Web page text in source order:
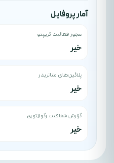
آمار پروفایل
مجوز فعالیت کریپتو
خیر
پلاگین‌های متاتریدر
خیر
گزارش شفافیت رگولاتوری
خیر